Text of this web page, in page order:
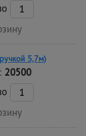
5,7м)
20500